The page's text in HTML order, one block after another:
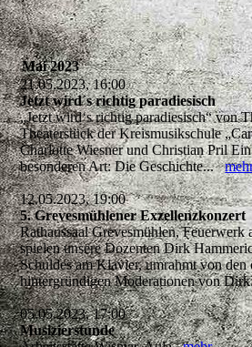
Mai 2023
21.05.2023, 16:00
Jetzt wird´s richtig paradiesisch
„Jetzt wird‘s richtig paradiesisch“ von
Theaterstück der Kreismusikschule
Charlotte Wiesner und Christian Pril
besonderen Art: Die Geschichte...
12.05.2023, 19:00
5. Grevesmühlener Exzellenzkonzert
Rathaussaal Grevesmühlen, Feuerwerk
spielen unsere Dozenten Dirk
Schuldes am Klavier, umrahmt von den
hintergründigen Moderationen von
05.05.2023, 17:00
Musizierstunde